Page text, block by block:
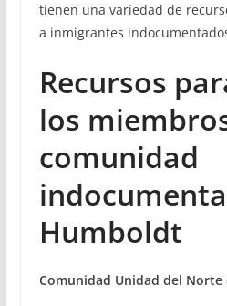
tienen una variedad de
a inmigrantes
Recursos
los
comunidad
Humboldt
Comunidad Unidad del Norte